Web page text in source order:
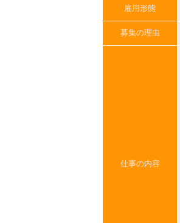
雇用形態
募集の理由
仕事の内容